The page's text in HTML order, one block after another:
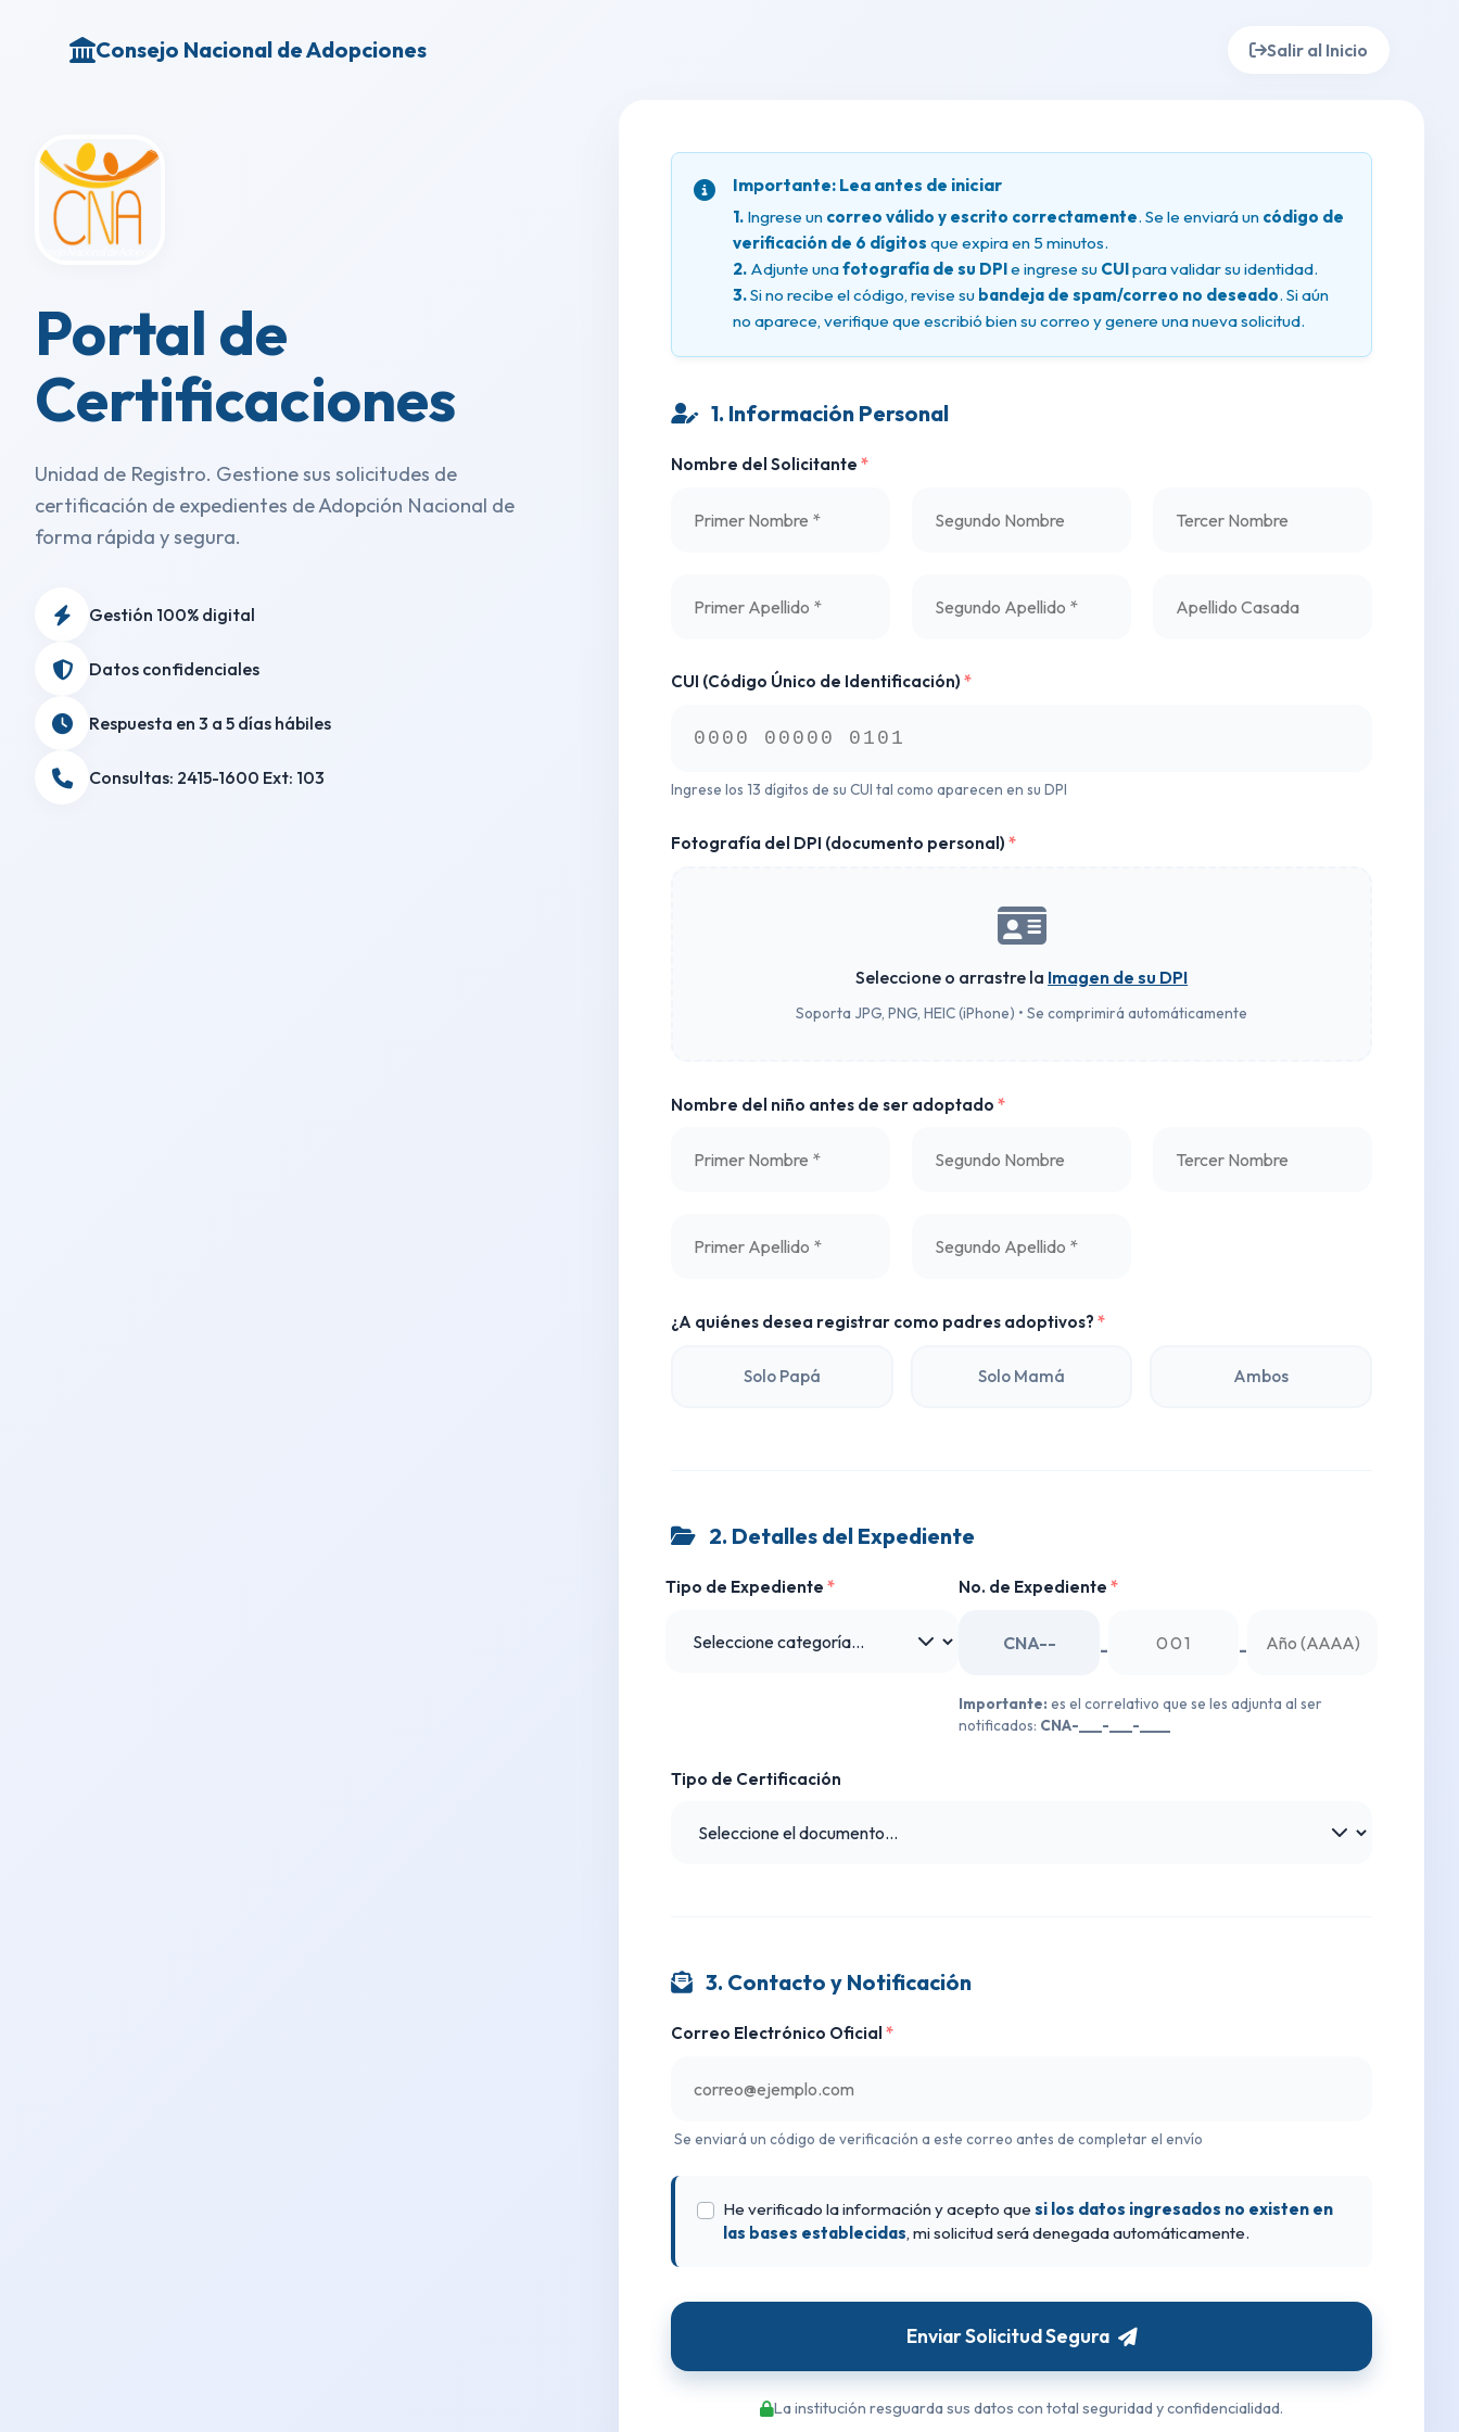
Consejo Nacional de Adopciones Salir al Inicio
Portal de
Certificaciones
Unidad de Registro. Gestione sus solicitudes de
certificación de expedientes de Adopción Nacional de
forma rápida y segura.
Gestión 100% digital
Datos confidenciales
Respuesta en 3 a 5 días hábiles
Consultas: 2415-1600 Ext: 103
Importante: Lea antes de iniciar
1. Ingrese un correo válido y escrito correctamente. Se le enviará un código de
verificación de 6 dígitos que expira en 5 minutos.
2. Adjunte unafotografía de su DPIe ingrese su CUIpara validar su identidad.
3.Si no recibe el código, revise su bandeja de spam/correo no deseado. Si aún
no aparece, verifique que escribió bien su correo y genere una nueva solicitud.
1. Información Personal
Nombre del Solicitante*
CUI (Código Único de Identificación)*
Ingrese los 13 dígitos de su CUI tal como aparecen en su DPI
Fotografía del DPI (documento personal)*
Seleccione o arrastre la Imagen de su DPI
Soporta JPG, PNG, HEIC (iPhone) • Se comprimirá automáticamente
Nombre del niño antes de ser adoptado*
¿A quiénes desea registrar como padres adoptivos?*
Solo Papá Solo Mamá Ambos
2. Detalles del Expediente
Tipo de Expediente* No. de Expediente *
- -
Importante: es el correlativo que se les adjunta al ser
notificados: CNA-___-___-____
Tipo de Certificación
3. Contacto y Notificación
Correo Electrónico Oficial*
Se enviará un código de verificación a este correo antes de completar el envío
He verificado la información y acepto quesi los datos ingresados no existen en
las bases establecidas, mi solicitud será denegada automáticamente.
Enviar Solicitud Segura
La institución resguarda sus datos con total seguridad y confidencialidad.